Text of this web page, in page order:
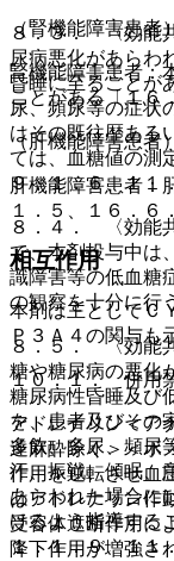
（腎機能障害患者
腎機能障害患者：
ことがある〔１６
（肝機能障害患者
肝機能障害患者：
１．５、１６．６
相互作用
本剤は主としてＣ
Ｐ３Ａ４の関与も
１０．１． 併用
アドレナリン＜ア
達麻酔除く＞＜ボ
作用を逆転させ血
はアドレナリン作
受容体遮断作用に
降下作用が増強さ
８．３． 〈効能
尿病悪化があらわ
昏睡に至ることが
尿、頻尿等の症状
はその既往歴ある
ては、血糖値の測
９．１．６、１１
８．４． 〈効能
で、本剤投与中は
識障害等の低血糖
の観察を十分に行
８．５． 〈効能
糖や糖尿病の悪化
糖尿病性昏睡及び
を、患者及びその
多飲、多尿、頻尿
汗、振戦、傾眠、
あらわれた場合に
けるよう指導する
１．１．９、１１